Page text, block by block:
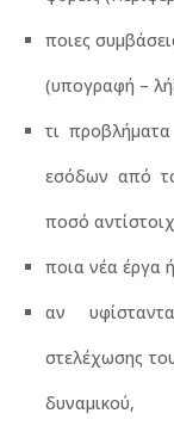
ποιες
(υπογραφή –
τι
εσόδων από
ποσό
ποια νέα έργα
αν
στελέχωσης
δυναμικού,